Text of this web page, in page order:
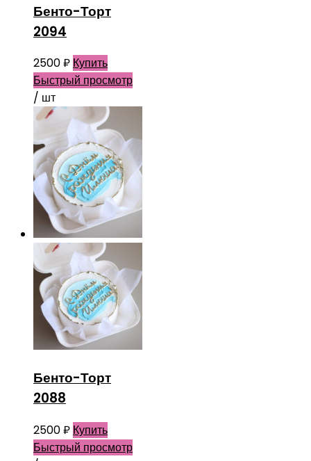
Бенто-Торт
2094
2500₽ Купить
Быстрый просмотр
/ шт
Бенто-Торт
2088
2500₽ Купить
Быстрый просмотр